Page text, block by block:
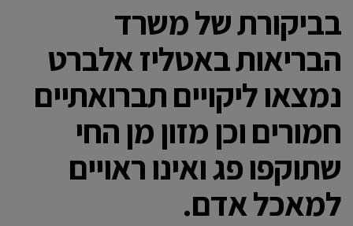
בביקורת של משרד
הבריאות באטליז אלברט
נמצאו ליקויים תברואתיים
חמורים וכן מזון מן החי
שתוקפו פג ואינו ראויים
למאכל אדם.